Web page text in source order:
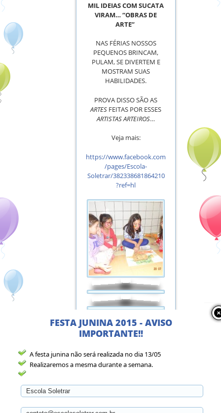
MIL IDEIAS COM SUCATA
VIRAM… “OBRAS DE
ARTE”
NAS FÉRIAS NOSSOS
PEQUENOS BRINCAM,
PULAM, SE DIVERTEM E
MOSTRAM SUAS
HABILIDADES.
PROVA DISSO SÃO AS
ARTES FEITAS POR ESSES
ARTISTAS ARTEIROS…
Veja mais:
https://www.facebook.com
/pages/Escola-
Soletrar/382338681864210
?ref=hl
FESTA JUNINA 2015 - AVISO
IMPORTANTE!!
A festa junina não será realizada no dia 13/05
Realizaremos a mesma durante a semana.